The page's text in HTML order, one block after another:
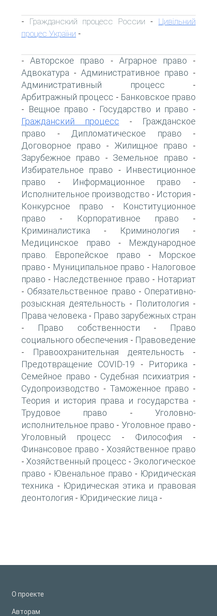
- Гражданский процесс России - Цивільний
процес України -
-Авторское право - Аграрное право -
Адвокатура - Административное право -
Административный процесс -
Арбитражный процесс - Банковское право
- Вещное право - Государство и право -
Гражданский процесс -
Гражданское
право - Дипломатическое право -
Договорное право - Жилищное право -
Зарубежное право - Земельное право -
Избирательное право -
Инвестиционное
право - Информационное право -
Исполнительное производство - История -
Конкурсное право -
Конституционное
право - Корпоративное право -
Криминалистика - Криминология -
Медицинское право -
Международное
право. Европейское право -
Морское
право - Муниципальное право - Налоговое
право - Наследственное право - Нотариат
- Обязательственное право - Оперативно-
розыскная деятельность - Политология -
Права человека - Право зарубежных стран
- Право собственности -
Право
социального обеспечения - Правоведение
- Правоохранительная деятельность -
Предотвращение COVID-19 - Риторика -
Семейное право - Судебная психиатрия -
Судопроизводство - Таможенное право -
Теория и история права и государства -
Трудовое право -Уголовно-
исполнительное право - Уголовное право -
Уголовный процесс - Философия -
Финансовое право - Хозяйственное право
- Хозяйственный процесс - Экологическое
право - Ювенальное право - Юридическая
техника - Юридическая этика и правовая
деонтология - Юридические лица -
О проекте
Авторам